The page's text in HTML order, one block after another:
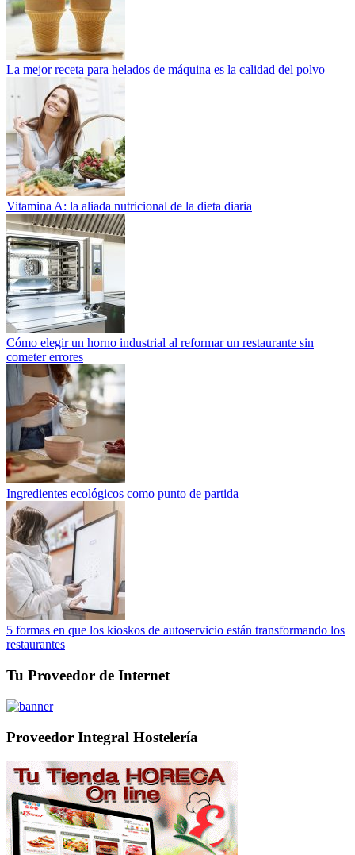
La mejor receta para helados de máquina es la calidad del polvo
Vitamina A: la aliada nutricional de la dieta diaria
Cómo elegir un horno industrial al reformar un restaurante sin
cometer errores
Ingredientes ecológicos como punto de partida
5 formas en que los kioskos de autoservicio están transformando los
restaurantes
Tu Proveedor de Internet
Proveedor Integral Hostelería